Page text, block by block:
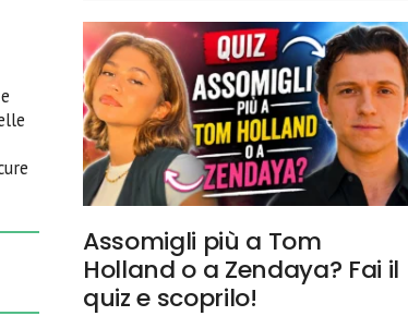
Assomigli più a Tom
Holland o a Zendaya? Fai il
quiz e scoprilo!